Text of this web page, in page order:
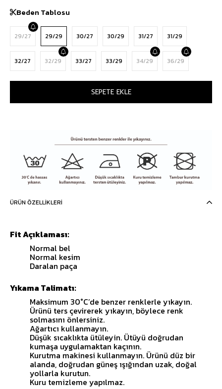
Beden Tablosu
29/27 29/29 30/27 30/29 31/27 31/29
32/27 32/29 33/27 33/29 34/29 36/29
ÜRÜN ÖZELLIKLERI
Fit Açıklaması:
Normal bel
Normal kesim
Daralan paça
Yıkama Talimatı:
Maksimum 30°C’de benzer renklerle yıkayın.
Ürünü ters çevirerek yıkayın, böylece renk
solmasını önlersiniz.
Ağartıcı kullanmayın.
Düşük sıcaklıkta ütüleyin. Ütüyü doğrudan
kumaşa uygulamaktan kaçının.
Kurutma makinesi kullanmayın. Ürünü düz bir
alanda, doğrudan güneş ışığından uzak, doğal
yollarla kurutun.
Kuru temizleme yapılmaz.